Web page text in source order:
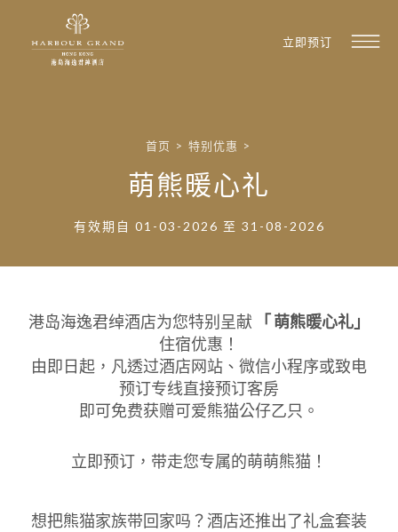
立即预订
首页 > 特别优惠 >
萌熊暖心礼
有效期自 01-03-2026 至 31-08-2026
港岛海逸君绰酒店为您特别呈献 「 萌熊暖心礼 」
住宿优惠！
由即日起，凡透过酒店网站、微信小程序或致电
预订专线直接预订客房
即可免费获赠可爱熊猫公仔乙只。
立即预订，带走您专属的萌萌熊猫！
想把熊猫家族带回家吗？酒店还推出了礼盒套装